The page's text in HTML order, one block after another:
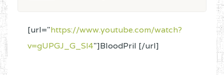
[url="https://www.youtube.com/watch?
v=gUPGJ_G_Sl4"]BloodPril [/url]